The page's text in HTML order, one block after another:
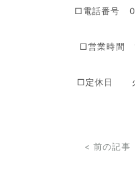
□電話番号
□営業時間
□定休日 火
< 前の記事